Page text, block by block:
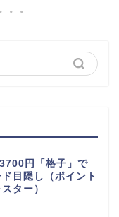
円「格子」で
目隠し（ポイント
ター）